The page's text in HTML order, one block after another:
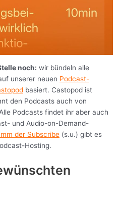
noch: wir bündeln alle
unserer neuen Podcast-
basiert. Castopod ist
den Podcasts auch von
Podcasts findet ihr aber auch
und Audio-on-Demand-
der Subscribe (s.u.) gibt es
Hosting.